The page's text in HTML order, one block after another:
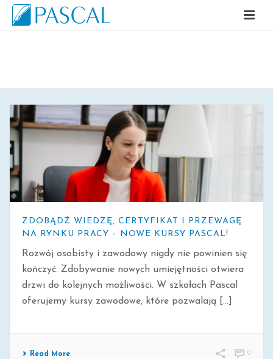
ZDOBĄDŹ WIEDZĘ, CERTYFIKAT I PRZEWAGĘ
NA RYNKU PRACY – NOWE KURSY PASCAL!
Rozwój osobisty i zawodowy nigdy nie powinien się
kończyć. Zdobywanie nowych umiejętności otwiera
drzwi do kolejnych możliwości. W szkołach Pascal
oferujemy kursy zawodowe, które pozwalają [...]
Read More 0